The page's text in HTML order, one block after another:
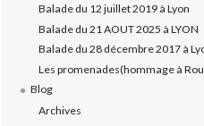
Balade du 12 juillet 2019 à Lyon
Balade du 21 AOUT 2025 à LYON
Balade du 28 décembre 2017 à
Les promenades(hommage à
Blog
Archives